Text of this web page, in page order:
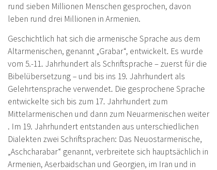
rund sieben Millionen Menschen gesprochen, davon
leben rund drei Millionen in Armenien.
Geschichtlich hat sich die armenische Sprache aus dem
Altarmenischen, genannt „Grabar“, entwickelt. Es wurde
vom 5.-11. Jahrhundert als Schriftsprache – zuerst für die
Bibelübersetzung – und bis ins 19. Jahrhundert als
Gelehrtensprache verwendet. Die gesprochene Sprache
entwickelte sich bis zum 17. Jahrhundert zum
Mittelarmenischen und dann zum Neuarmenischen weiter
. Im 19. Jahrhundert entstanden aus unterschiedlichen
Dialekten zwei Schriftsprachen: Das Neuostarmenische,
„Aschcharabar“ genannt, verbreitete sich hauptsächlich in
Armenien, Aserbaidschan und Georgien, im Iran und in